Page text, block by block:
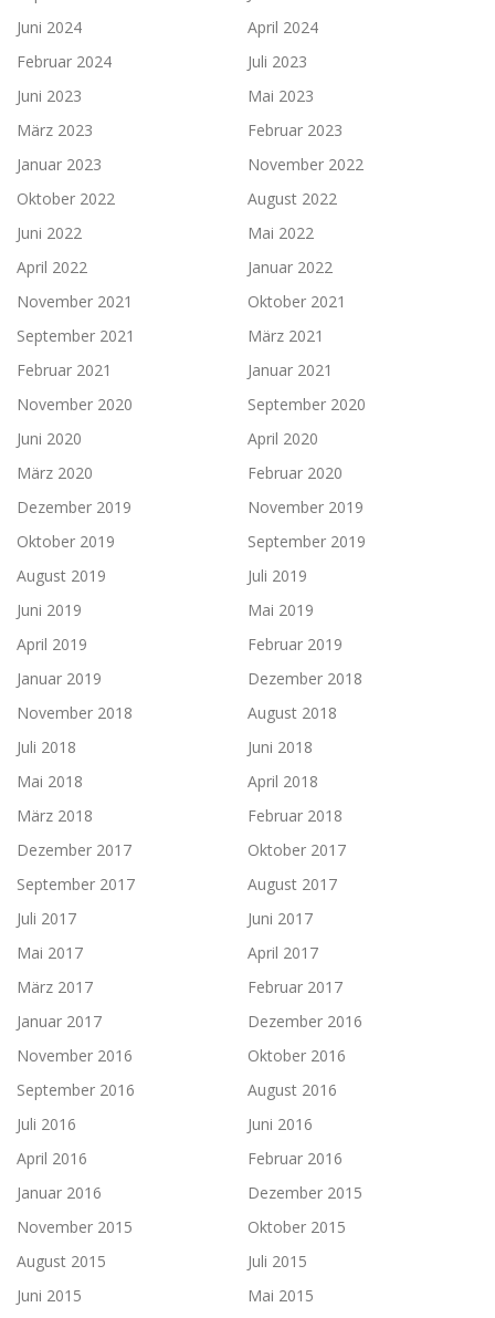
Juni 2024
April 2024
Februar 2024
Juli 2023
Juni 2023
Mai 2023
März 2023
Februar 2023
Januar 2023
November 2022
Oktober 2022
August 2022
Juni 2022
Mai 2022
April 2022
Januar 2022
November 2021
Oktober 2021
September 2021
März 2021
Februar 2021
Januar 2021
November 2020
September 2020
Juni 2020
April 2020
März 2020
Februar 2020
Dezember 2019
November 2019
Oktober 2019
September 2019
August 2019
Juli 2019
Juni 2019
Mai 2019
April 2019
Februar 2019
Januar 2019
Dezember 2018
November 2018
August 2018
Juli 2018
Juni 2018
Mai 2018
April 2018
März 2018
Februar 2018
Dezember 2017
Oktober 2017
September 2017
August 2017
Juli 2017
Juni 2017
Mai 2017
April 2017
März 2017
Februar 2017
Januar 2017
Dezember 2016
November 2016
Oktober 2016
September 2016
August 2016
Juli 2016
Juni 2016
April 2016
Februar 2016
Januar 2016
Dezember 2015
November 2015
Oktober 2015
August 2015
Juli 2015
Juni 2015
Mai 2015